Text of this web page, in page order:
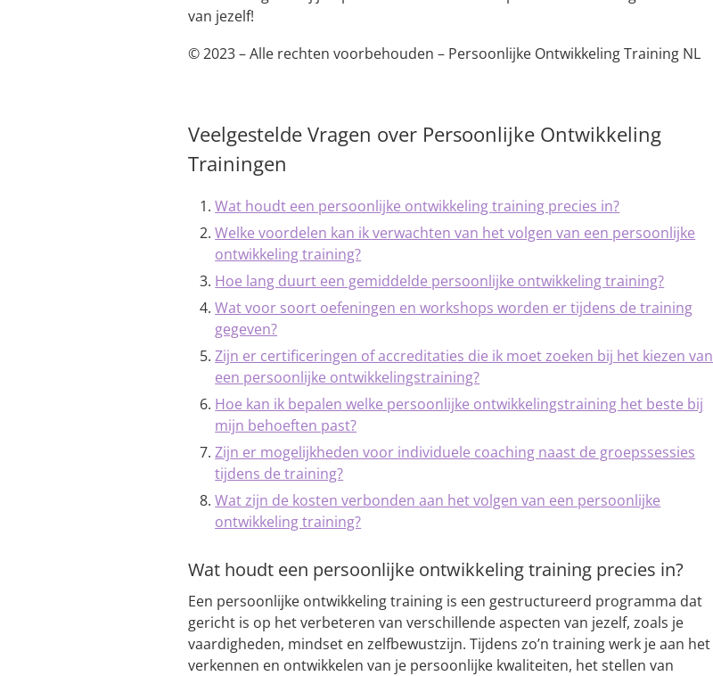
van jezelf!
© 2023 – Alle rechten voorbehouden – Persoonlijke Ontwikkeling Training NL
Veelgestelde Vragen over Persoonlijke Ontwikkeling
Trainingen
Wat houdt een persoonlijke ontwikkeling training precies in?
Welke voordelen kan ik verwachten van het volgen van een persoonlijke
ontwikkeling training?
Hoe lang duurt een gemiddelde persoonlijke ontwikkeling training?
Wat voor soort oefeningen en workshops worden er tijdens de training
gegeven?
Zijn er certificeringen of accreditaties die ik moet zoeken bij het kiezen van
een persoonlijke ontwikkelingstraining?
Hoe kan ik bepalen welke persoonlijke ontwikkelingstraining het beste bij
mijn behoeften past?
Zijn er mogelijkheden voor individuele coaching naast de groepssessies
tijdens de training?
Wat zijn de kosten verbonden aan het volgen van een persoonlijke
ontwikkeling training?
Wat houdt een persoonlijke ontwikkeling training precies in?
Een persoonlijke ontwikkeling training is een gestructureerd programma dat
gericht is op het verbeteren van verschillende aspecten van jezelf, zoals je
vaardigheden, mindset en zelfbewustzijn. Tijdens zo’n training werk je aan het
verkennen en ontwikkelen van je persoonlijke kwaliteiten, het stellen van